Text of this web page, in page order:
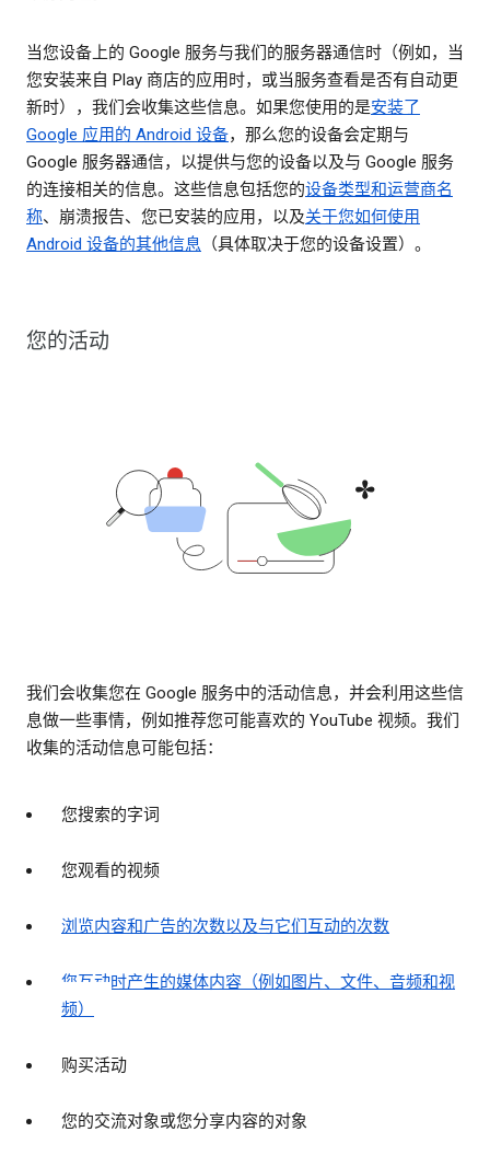
当您设备上的 Google 服务与我们的服务器通信时（例如，当
您安装来自 Play 商店的应用时，或当服务查看是否有自动更
新时），我们会收集这些信息。如果您使用的是安装了
Google 应用的 Android 设备，那么您的设备会定期与
Google 服务器通信，以提供与您的设备以及与 Google 服务
的连接相关的信息。这些信息包括您的设备类型和运营商名
称、崩溃报告、您已安装的应用，以及关于您如何使用
Android 设备的其他信息 （具体取决于您的设备设置）。
您的活动
我们会收集您在 Google 服务中的活动信息，并会利用这些信
息做一些事情，例如推荐您可能喜欢的 YouTube 视频。我们
收集的活动信息可能包括：
您搜索的字词
您观看的视频
浏览内容和广告的次数以及与它们互动的次数
您互动时产生的媒体内容（例如图片、文件、音频和视
频）
购买活动
您的交流对象或您分享内容的对象